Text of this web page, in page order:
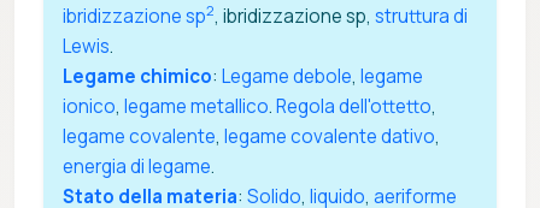
ibridizzazione sp2, ibridizzazione sp, struttura di
Lewis.
Legame chimico: Legame debole, legame
ionico, legame metallico.Regola dell'ottetto,
legame covalente, legame covalente dativo,
energia di legame.
Stato della materia: Solido, liquido, aeriforme